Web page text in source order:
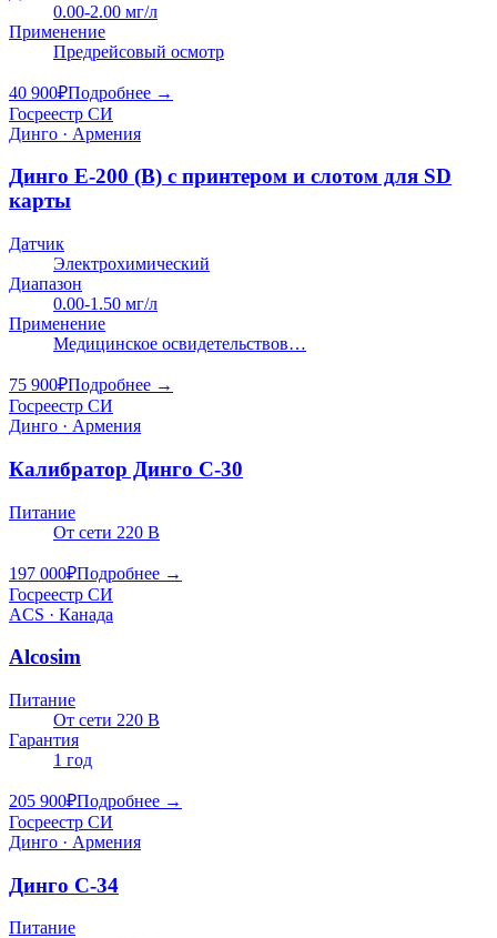
0.00-2.00 мг/л
Применение
Предрейсовый осмотр
40 900₽Подробнее →
Госреестр СИ
Динго · Армения
Динго E-200 (В) с принтером и слотом для SD
карты
Датчик
Электрохимический
Диапазон
0.00-1.50 мг/л
Применение
Медицинское освидетельствов…
75 900₽Подробнее →
Госреестр СИ
Динго · Армения
Калибратор Динго С-30
Питание
От сети 220 В
197 000₽Подробнее →
Госреестр СИ
ACS · Канада
Alcosim
Питание
От сети 220 В
Гарантия
1 год
205 900₽Подробнее →
Госреестр СИ
Динго · Армения
Динго C-34
Питание